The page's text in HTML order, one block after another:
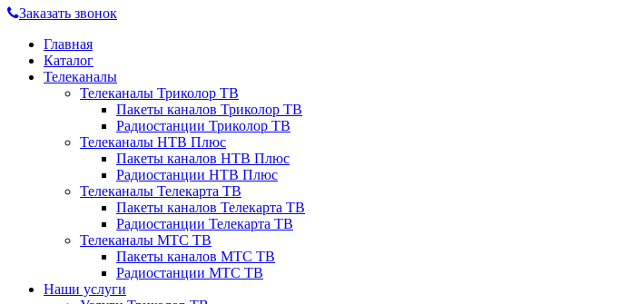
Заказать звонок
Главная
Каталог
Телеканалы
Телеканалы Триколор ТВ
Пакеты каналов Триколор ТВ
Радиостанции Триколор ТВ
Телеканалы НТВ Плюс
Пакеты каналов НТВ Плюс
Радиостанции НТВ Плюс
Телеканалы Телекарта ТВ
Пакеты каналов Телекарта ТВ
Радиостанции Телекарта ТВ
Телеканалы МТС ТВ
Пакеты каналов МТС ТВ
Радиостанции МТС ТВ
Наши услуги